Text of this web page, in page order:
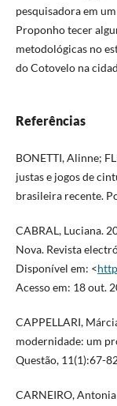
pesquisadora em
Proponho tecer
metodológicas no
do Cotovelo na
Referências
BONETTI, Alinne;
justas e jogos de
brasileira recente.
CABRAL, Luciana.
Nova. Revista
Disponível em: <
Acesso em: 18 out.
CAPPELLARI,
modernidade: um
Questão, 11(1):67-
CARNEIRO,